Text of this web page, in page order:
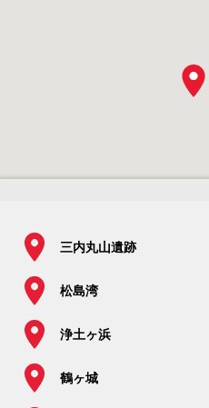
三内丸山遺跡
松島湾
浄土ヶ浜
鶴ヶ城